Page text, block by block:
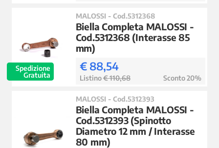
Spedizione
Gratuita
MALOSSI - Cod.5312368
Biella Completa MALOSSI -
Cod.5312368 (Interasse 85
mm)
€ 88,54
Listino€ 110,68 Sconto 20%
MALOSSI - Cod.5312393
Biella Completa MALOSSI -
Cod.5312393 (Spinotto
Diametro 12 mm / Interasse
80 mm)